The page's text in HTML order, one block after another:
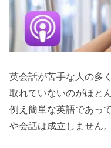
英会話が苦手な人の多
取れていないのがほとん
例え簡単な英語であっ
や会話は成立しません。